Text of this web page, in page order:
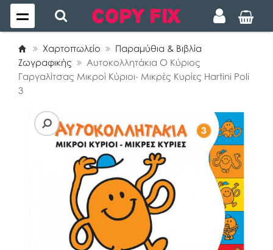
Χαρτοπωλείο
Παραμύθια & Βιβλία
Ζωγραφικής
Αυτοκολλητάκια Ο Κύριος
Γαργαλίτσας Μικροί Κύριοι- Μικρές Κυρίες Hartini Poli
3